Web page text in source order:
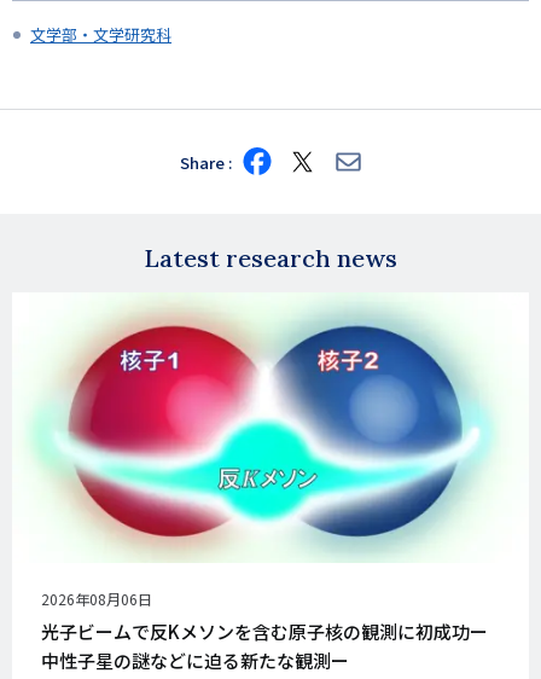
文学部・文学研究科
Share Share
on
Share
on
Share
via
Latest research news
公
開
日
2026年08月06日
光子ビームで反Kメソンを含む原子核の観測に初成功ー
中性子星の謎などに迫る新たな観測ー